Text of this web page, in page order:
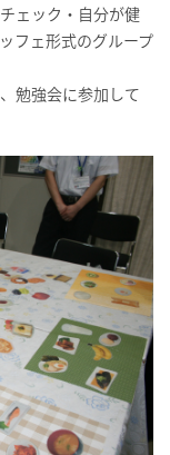
ェック・自分が健
フェ形式のグループ
勉強会に参加して